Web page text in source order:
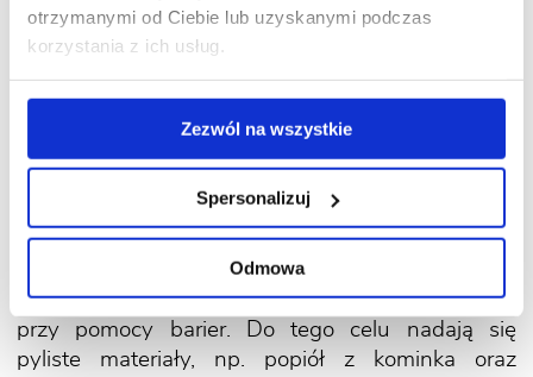
otrzymanymi od Ciebie lub uzyskanymi podczas
korzystania z ich usług.
Zezwól na wszystkie
Spersonalizuj
Odmowa
5. Bariery mechaniczne na ślimaki
W okresach bardzo intensywnego żerowania
ślimaków, szczególnie atrakcyjne dla nich rośliny,
np. sałatę czy wschodzące cukinie, można chronić
przy pomocy barier. Do tego celu nadają się
pyliste materiały, np. popiół z kominka oraz